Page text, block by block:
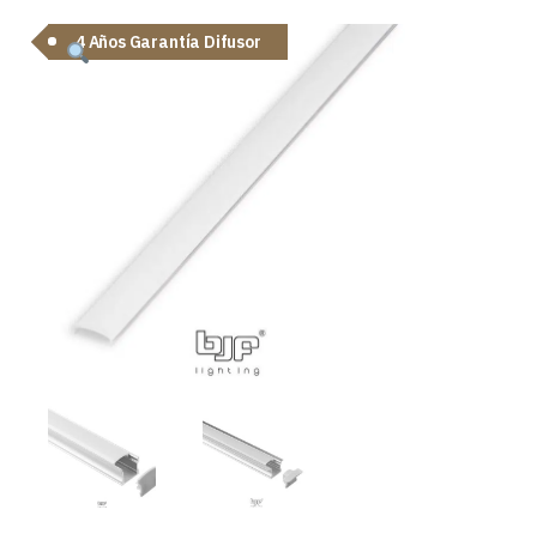
4 Años Garantía Difusor